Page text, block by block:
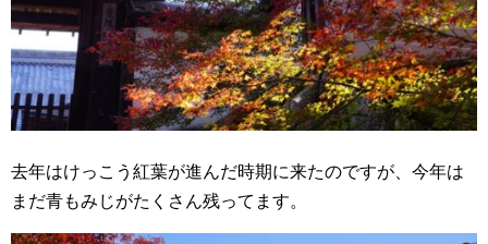
去年はけっこう紅葉が進んだ時期に来たのですが、今年は
まだ青もみじがたくさん残ってます。